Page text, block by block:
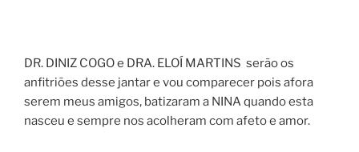
DR. DINIZ COGO e DRA. ELOÍ MARTINS serão os
anfitriões desse jantar e vou comparecer pois afora
serem meus amigos, batizaram a NINA quando esta
nasceu e sempre nos acolheram com afeto e amor.